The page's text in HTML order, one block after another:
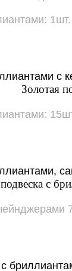
Золотая
с